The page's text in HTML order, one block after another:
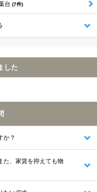
台 (7件)
した
か？
た、家賃を抑えても物